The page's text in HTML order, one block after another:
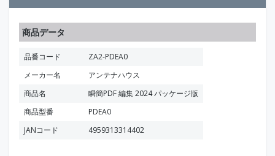
商品データ
品番コード
ZA2-PDEA0
メーカー名
アンテナハウス
商品名
瞬簡PDF 編集 2024 パッケージ版
商品型番
PDEA0
JANコード
4959313314402